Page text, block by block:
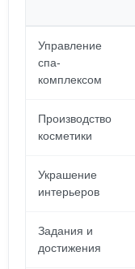
Управление
спа-
комплексом
Производство
косметики
Украшение
интерьеров
Задания и
достижения